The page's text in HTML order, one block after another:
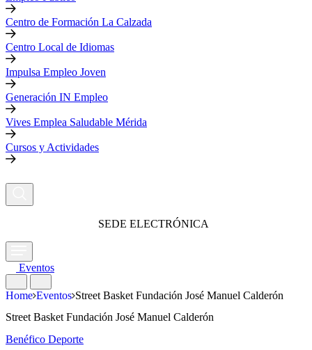
Centro de Formación La Calzada
Centro Local de Idiomas
Impulsa Empleo Joven
Generación IN Empleo
Vives Emplea Saludable Mérida
Cursos y Actividades
SEDE ELECTRÓNICA
Eventos
Home Eventos Street Basket Fundación José Manuel Calderón
Street Basket Fundación José Manuel Calderón
Benéfico Deporte